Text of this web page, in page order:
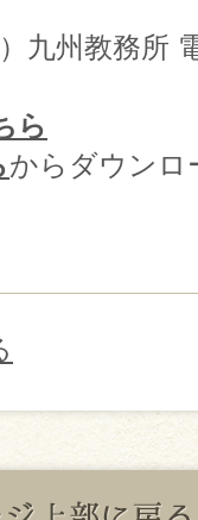
九州教務所
ら
からダウンロ